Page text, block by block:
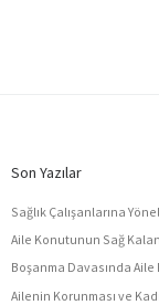
Son Yazılar
Sağlık Çalışanlarına
Aile Konutunun Sağ
Boşanma Davasında
Ailenin Korunması ve